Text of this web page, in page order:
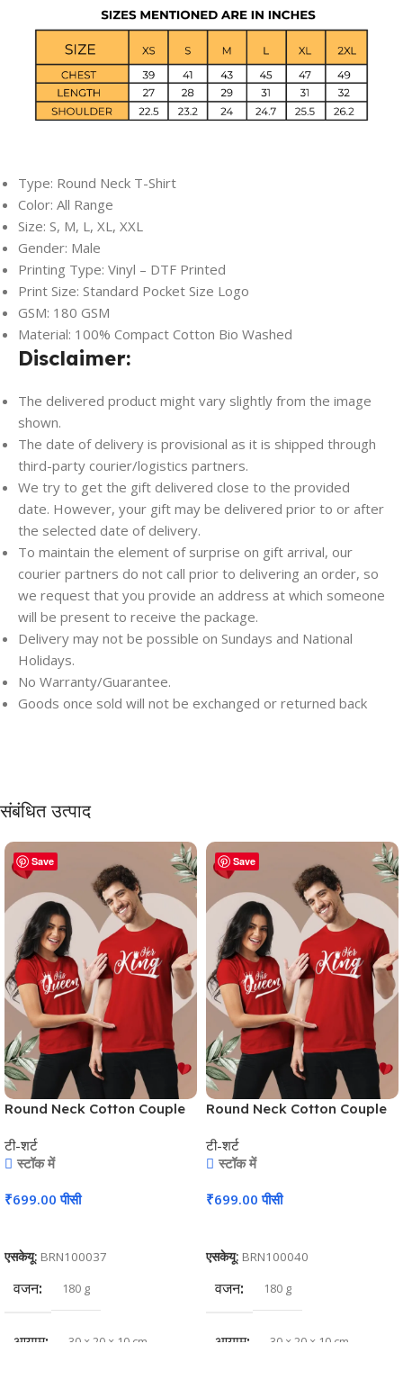
Type: Round Neck T-Shirt
Color: All Range
Size: S, M, L, XL, XXL
Gender: Male
Printing Type: Vinyl – DTF Printed
Print Size: Standard Pocket Size Logo
GSM: 180 GSM
Material: 100% Compact Cotton Bio Washed
Disclaimer:
The delivered product might vary slightly from the image
shown.
The date of delivery is provisional as it is shipped through
third-party courier/logistics partners.
We try to get the gift delivered close to the provided
date. However, your gift may be delivered prior to or after
the selected date of delivery.
To maintain the element of surprise on gift arrival, our
courier partners do not call prior to delivering an order, so
we request that you provide an address at which someone
will be present to receive the package.
Delivery may not be possible on Sundays and National
Holidays.
No Warranty/Guarantee.
Goods once sold will not be exchanged or returned back
संबंधित उत्पाद
Save
Round Neck Cotton Couple
टी-शर्ट
स्टॉक में
₹699.00 पीसी
एसकेयू: BRN100037
वजन 180 g
आयाम 30 × 20 × 10 cm
Save
Round Neck Cotton Couple
टी-शर्ट
स्टॉक में
₹699.00 पीसी
एसकेयू: BRN100040
वजन 180 g
आयाम 30 × 20 × 10 cm